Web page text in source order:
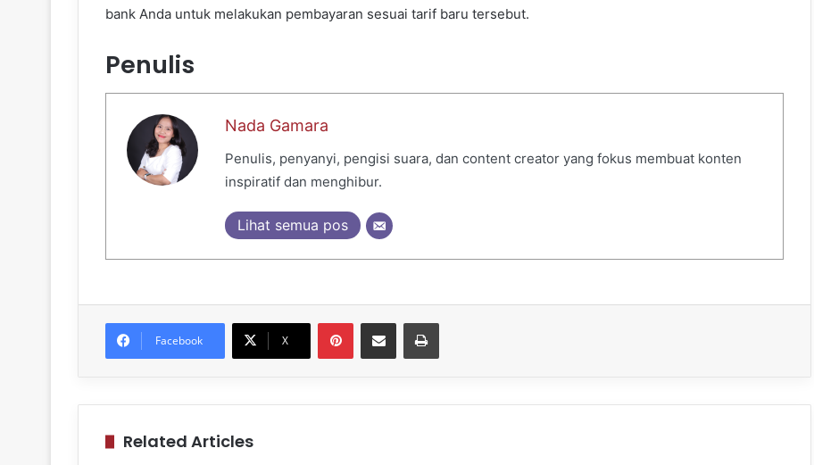
bank Anda untuk melakukan pembayaran sesuai tarif baru tersebut.
Penulis
Nada Gamara
Penulis, penyanyi, pengisi suara, dan content creator yang fokus membuat konten
inspiratif dan menghibur.
Lihat semua pos
Facebook X
PinterestShare via Email Print
Related Articles